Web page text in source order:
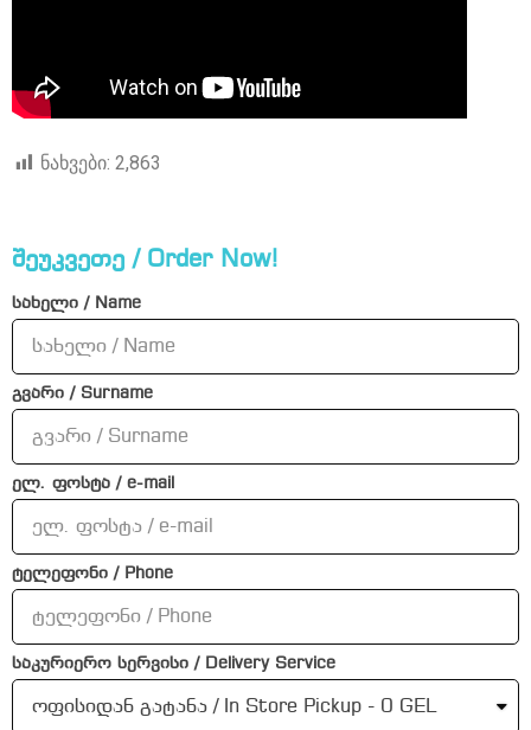
ნახვები: 2,863
შეუკვეთე / Order Now!
სახელი / Name
გვარი / Surname
ელ. ფოსტა / e-mail
ტელეფონი / Phone
საკურიერო სერვისი / Delivery Service